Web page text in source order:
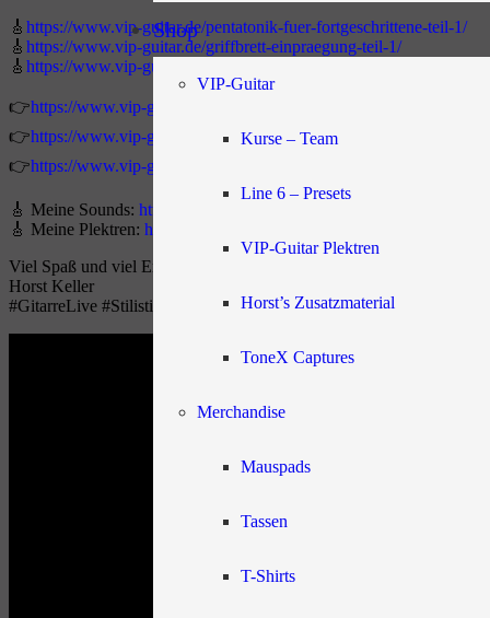
Shop
VIP-Guitar
Kurse – Team
Line 6 – Presets
VIP-Guitar Plektren
Horst’s Zusatzmaterial
ToneX Captures
Merchandise
Mauspads
Tassen
T-Shirts
🎸 https://www.vip-guitar.de/pentatonik-fuer-fortgeschrittene-teil-1/
🎸 https://www.vip-guitar.de/griffbrett-einpraegung-teil-1/
🎸 https://www.vip-guitar.de/griffbretteinpraegung-teil-2/
👉https://www.vip-guitar.de/entspannt-gitarre-ueben-und-spielen-
👉https://www.vip-guitar.de/gitarre-lernen-kapitel-1-die-anatomie-
👉https://www.vip-guitar.de/gitarre-kapitel-4-die-psychologie-des-
🎸 Meine Sounds: https://www.vip-guitar.de/shop/Line-6-Helix-
🎸 Meine Plektren: https://www.vip-guitar.de/shop/VIP-Guitar-
Viel Spaß und viel Erfolg
Horst Keller
#GitarreLive #Stilistik #gitarrelernenonline